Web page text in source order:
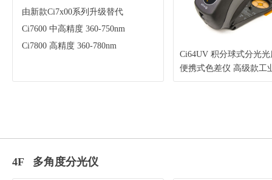
由新款Ci7x00系列升级替代
Ci7600 中高精度 360-750nm
Ci7800 高精度 360-780nm
Ci64UV 积分球式分光光
便携式色差仪 高级款工
仪 增加UV照明控制（X-
4F 多角度分光仪